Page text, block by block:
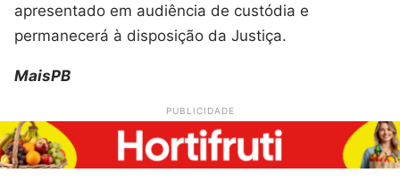
apresentado em audiência de custódia e
permanecerá à disposição da Justiça.
MaisPB
PUBLICIDADE